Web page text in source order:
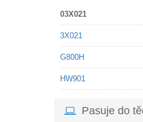
03X021
3X021
G800H
HW901
Pasuje do